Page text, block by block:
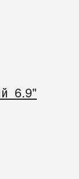
6.9"